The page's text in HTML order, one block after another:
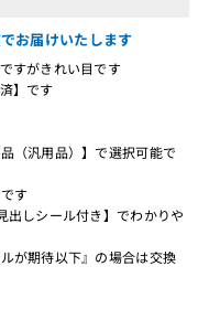
お届けいたします
すがきれい目です
】です
（汎用品）】で選択可能で
す
しシール付き】でわかりや
が期待以下』の場合は交換